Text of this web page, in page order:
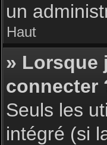
un
Haut
» Lorsque
connecter
Seuls les
intégré (si